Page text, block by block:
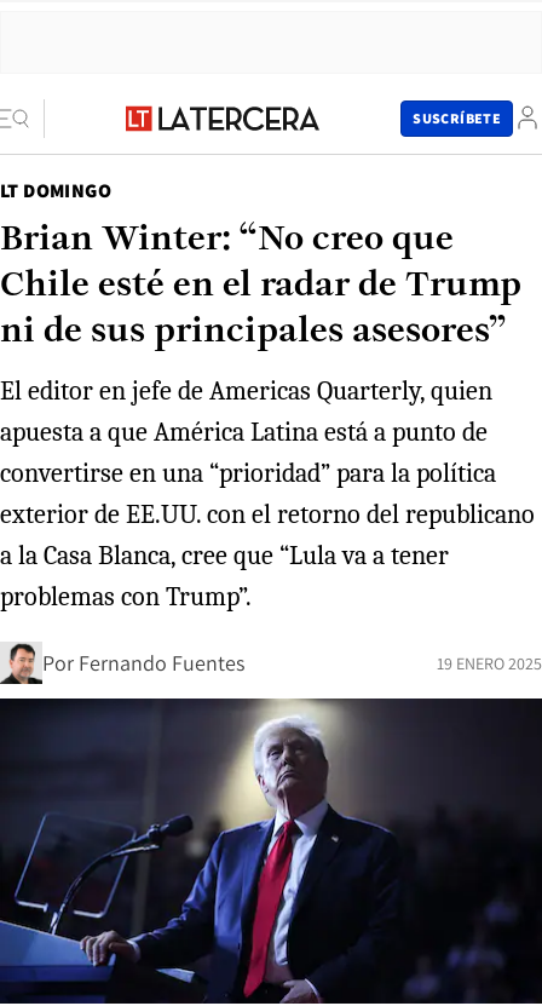
SUSCRÍBETE
LT DOMINGO
Brian Winter: “No creo que
Chile esté en el radar de Trump
ni de sus principales asesores”
El editor en jefe de Americas Quarterly, quien
apuesta a que América Latina está a punto de
convertirse en una “prioridad” para la política
exterior de EE.UU. con el retorno del republicano
a la Casa Blanca, cree que “Lula va a tener
problemas con Trump”.
Por Fernando Fuentes 19 ENERO 2025